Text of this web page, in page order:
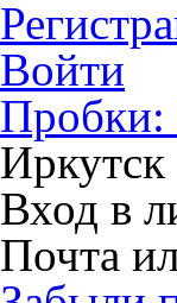
Войти
Пробки:
Иркутск
Вход в
Почта